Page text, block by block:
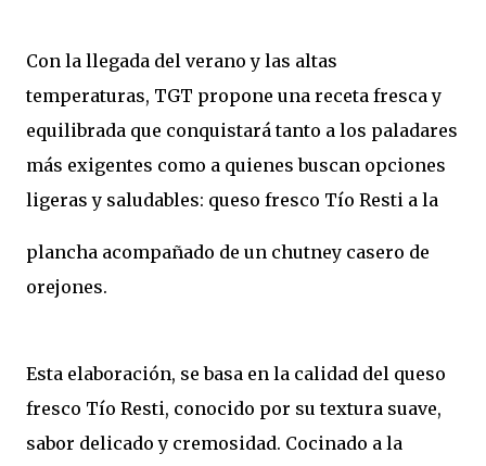
Con la llegada del verano y las altas
temperaturas, TGT propone una receta fresca y
equilibrada que conquistará tanto a los paladares
más exigentes como a quienes buscan opciones
ligeras y saludables: queso fresco Tío Resti a la
plancha acompañado de un chutney casero de
orejones.
Esta elaboración, se basa en la calidad del queso
fresco Tío Resti, conocido por su textura suave,
sabor delicado y cremosidad. Cocinado a la